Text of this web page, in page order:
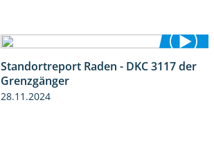
2:26
Standortreport Raden - DKC 3117 der
Grenzgänger
28.11.2024